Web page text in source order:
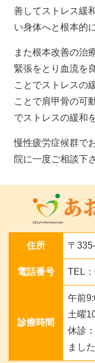
善してストレス緩
い身体へと根本的
また根本改善の治
緊張をとり血流を
ことでストレスの
ことで肩甲骨の可
でストレスの緩和
慢性疲労症候群で
院に一度ご相談下
住所 〒
電話番号 TEL
診療時間
午前
土曜
休診
ました